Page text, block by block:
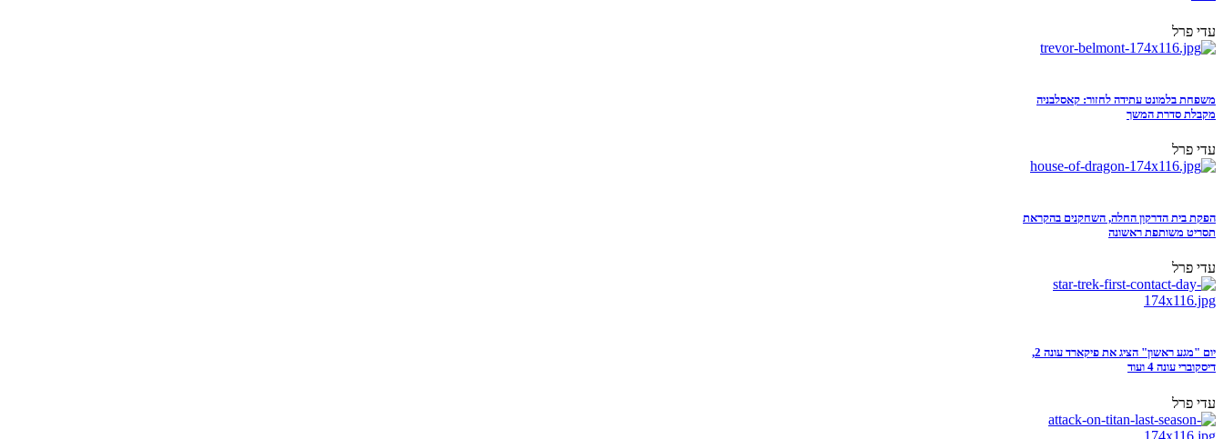
עדי פרל
משפחת בלמונט עתידה לחזור: קאסלבניה
מקבלת סדרת המשך
עדי פרל
הפקת בית הדרקון החלה, השחקנים בהקראת
תסריט משותפת ראשונה
עדי פרל
יום "מגע ראשון" הציג את פיקארד עונה 2,
דיסקוברי עונה 4 ועוד
עדי פרל